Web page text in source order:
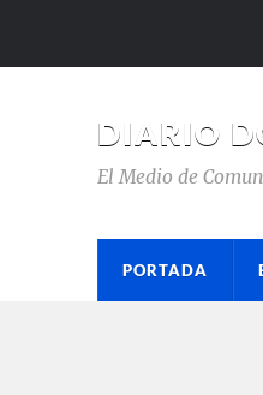
DIARIO
El Medio de
PORTADA